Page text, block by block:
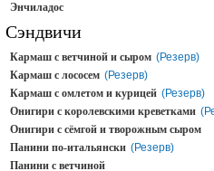
Энчиладос
Сэндвичи
Кармаш с ветчиной и сыром (Резерв)
Кармаш с лососем (Резерв)
Кармаш с омлетом и курицей (Резерв)
Онигири с королевскими креветками
Онигири с сёмгой и творожным сыром
Панини по-итальянски (Резерв)
Панини с ветчиной